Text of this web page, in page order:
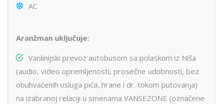
AC
Aranžman uključuje:
Vanlinijski prevoz autobusom sa polaskom iz Niša
(audio, video opremljenosti, prosečne udobnosti, bez
obuhvaćenih usluga pića, hrane i dr. tokom putovanja)
na izabranoj relaciji u smenama VANSEZONE (označene